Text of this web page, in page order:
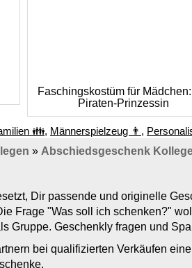
Faschingskostüm für
Piraten-Prinzessin
👪, Männerspielzeug 👨 ,
» Abschiedsgeschenk
Dir passende und originelle
Frage "Was soll ich schenken?"
Gruppe. Geschenkly fragen und
bei qualifizierten Verkäufen